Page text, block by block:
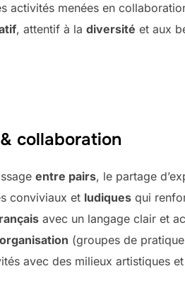
activités menées en
, attentif à la diversité et aux
collaboration
entre pairs, le partage
conviviaux et ludiques qui
avec un langage clair et
(groupes de
avec des milieux artistiques